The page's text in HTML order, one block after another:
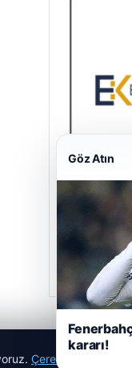
Enes
28/04/2026
Çerez Politikamız
Göz Atın
kararı!